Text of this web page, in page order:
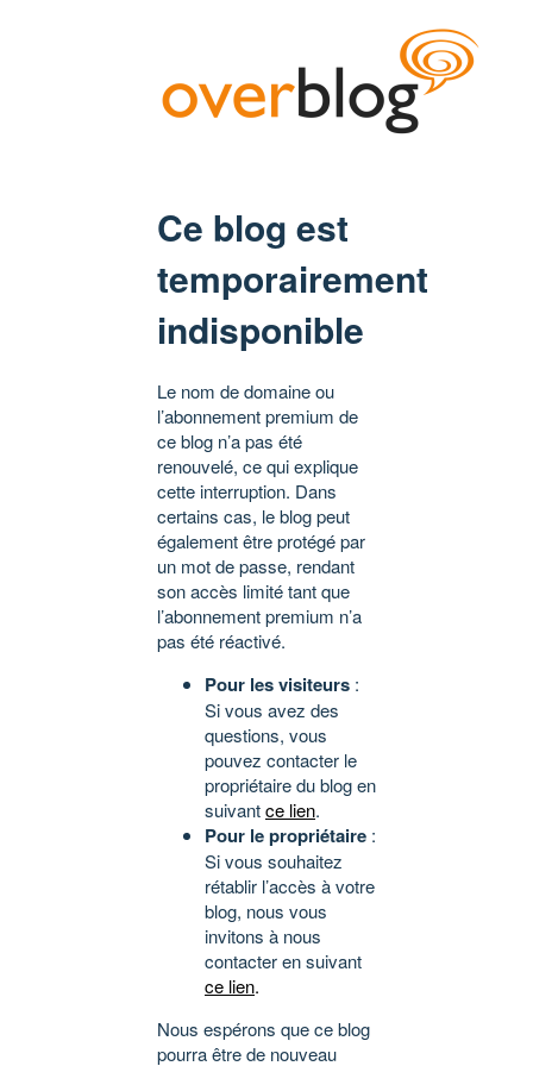
Ce blog est
temporairement
indisponible
Le nom de domaine ou
l’abonnement premium de
ce blog n’a pas été
renouvelé, ce qui explique
cette interruption. Dans
certains cas, le blog peut
également être protégé par
un mot de passe, rendant
son accès limité tant que
l’abonnement premium n’a
pas été réactivé.
Pour les visiteurs :
Si vous avez des
questions, vous
pouvez contacter le
propriétaire du blog en
suivantce lien.
Pour le propriétaire :
Si vous souhaitez
rétablir l’accès à votre
blog, nous vous
invitons à nous
contacter en suivant
ce lien.
Nous espérons que ce blog
pourra être de nouveau